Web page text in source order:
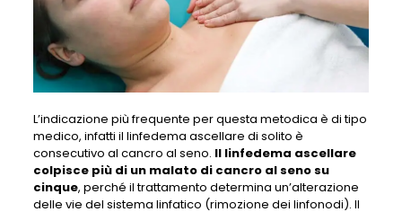
L’indicazione più frequente per questa metodica è di tipo
medico, infatti il linfedema ascellare di solito è
consecutivo al cancro al seno. Il linfedema ascellare
colpisce più di un malato di cancro al seno su
cinque, perché il trattamento determina un’alterazione
delle vie del sistema linfatico (rimozione dei linfonodi). Il